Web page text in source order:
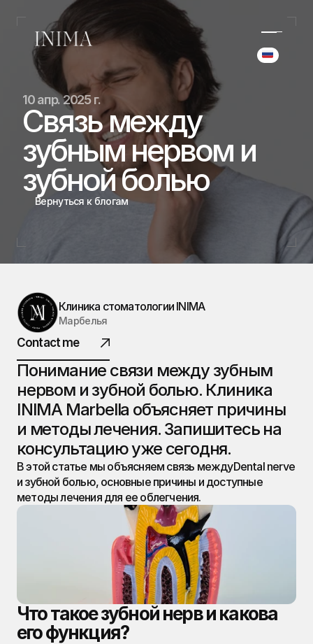
Select
(+34) 690 006 845
hello@inima.dental
Инстаграм
Главная
Главная
Дела
Дела
Команда
Услуги
Блог
Бронирование
ИНИМА
ДЕНТАЛ.
@ 2026 Все права защищены
10 апр. 2025 г.
Связь между
зубным нервом и
зубной болью
Вернуться к блогам
Клиника стоматологии INIMA
Марбелья
Contact me
Понимание связи между зубным
нервом и зубной болью. Клиника
INIMA Marbella объясняет причины
и методы лечения. Запишитесь на
консультацию уже сегодня.
В этой статье мы объясняем связь междуDental nerve
и зубной болью, основные причины и доступные
методы лечения для ее облегчения.
Что такое зубной нерв и какова
его функция?